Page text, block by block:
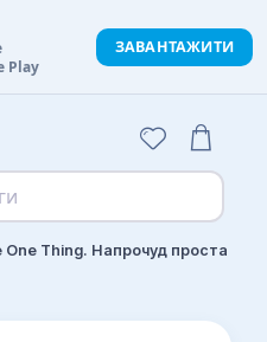
Play
ЗАВАНТАЖИТИ